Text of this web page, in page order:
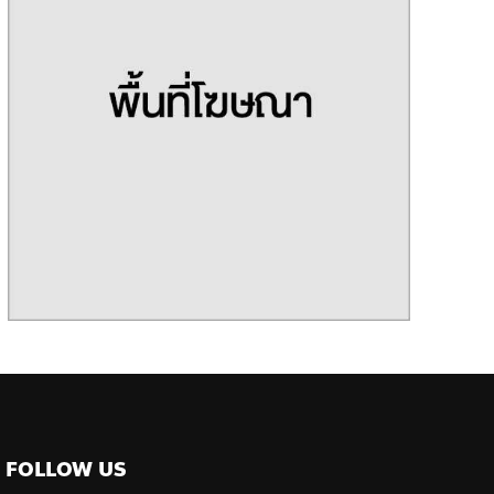
FOLLOW US